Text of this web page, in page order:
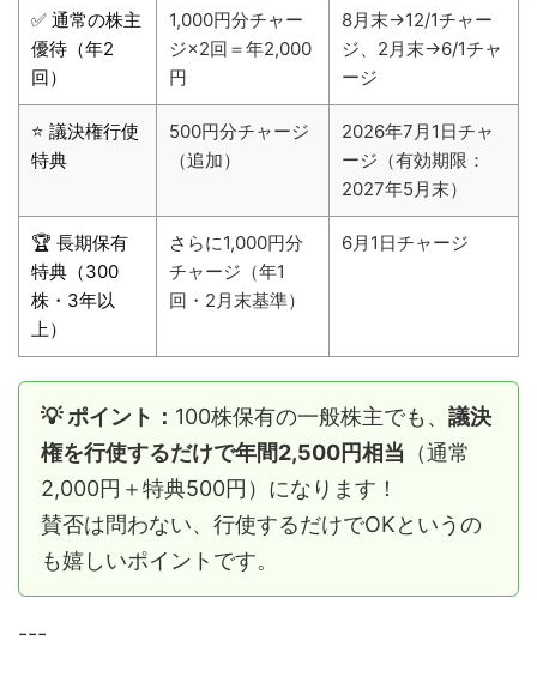
✅ 通常の株主
優待（年2
回）
1,000円分チャー
ジ×2回＝年2,000
円
8月末→12/1チャー
ジ、2月末→6/1チャ
ージ
⭐ 議決権行使
特典
500円分チャージ
（追加）
2026年7月1日チャ
ージ（有効期限：
2027年5月末）
🏆 長期保有
特典（300
株・3年以
上）
さらに1,000円分
チャージ（年1
回・2月末基準）
6月1日チャージ
💡 ポイント： 100株保有の一般株主でも、 議決
権を行使するだけで年間2,500円相当 （通常
2,000円＋特典500円）になります！
賛否は問わない、行使するだけでOKというの
も嬉しいポイントです。
---